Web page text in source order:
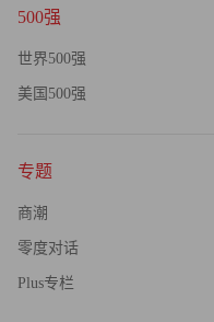
500强
世界500强
美国500强
专题
商潮
零度对话
Plus专栏